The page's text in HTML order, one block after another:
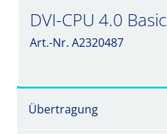
DVI-CPU 4.0 Basic
Art.-Nr. A2320487
Übertragung